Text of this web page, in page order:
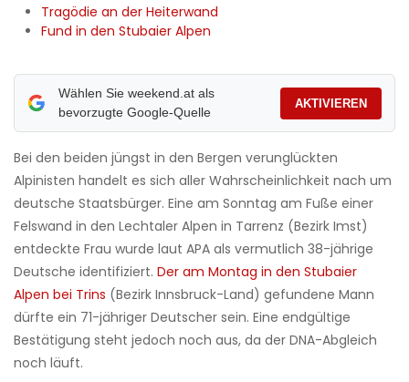
Tragödie an der Heiterwand
Fund in den Stubaier Alpen
Wählen Sie weekend.at als
bevorzugte Google-Quelle
AKTIVIEREN
Bei den beiden jüngst in den Bergen verunglückten
Alpinisten handelt es sich aller Wahrscheinlichkeit nach um
deutsche Staatsbürger. Eine am Sonntag am Fuße einer
Felswand in den Lechtaler Alpen in Tarrenz (Bezirk Imst)
entdeckte Frau wurde laut APA als vermutlich 38-jährige
Deutsche identifiziert. Der am Montag in den Stubaier
Alpen bei Trins (Bezirk Innsbruck-Land) gefundene Mann
dürfte ein 71-jähriger Deutscher sein. Eine endgültige
Bestätigung steht jedoch noch aus, da der DNA-Abgleich
noch läuft.